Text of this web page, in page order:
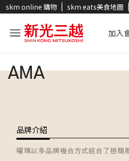
skm online 購物 skm eats美食地圖
加入
AMA
品牌介紹
曜瑪以多品牌複合方式結合了極簡